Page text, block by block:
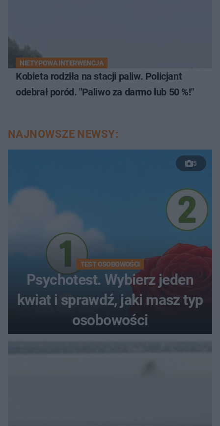
NIETYPOWA INTERWENCJA
Kobieta rodziła na stacji paliw. Policjant
odebrał poród. "Paliwo za darmo lub 50 %!"
NAJNOWSZE NEWSY:
5
TEST OSOBOWOŚCI
Psychotest. Wybierz jeden
kwiat i sprawdź, jaki masz typ
osobowości